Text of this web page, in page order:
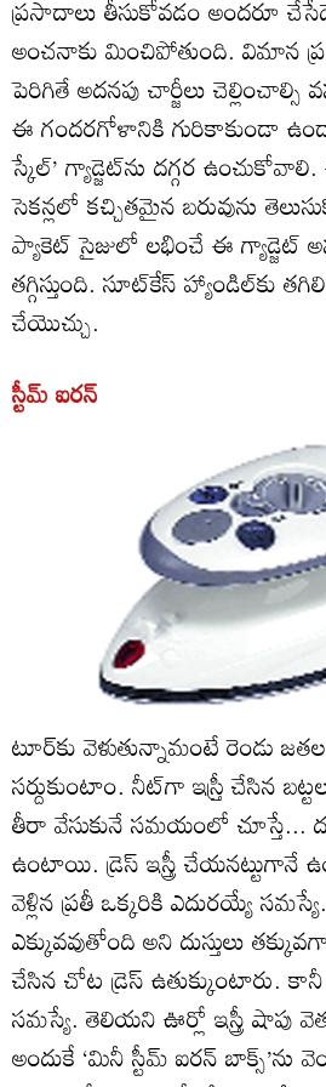
ప్రసాదాలు తీసుకోవడం అందరూ
అంచనాకు మించిపోతుంది. విమాన
పెరిగితే అదనపు చార్జీలు చెల్లించాల్సి
ఈ గందరగోళానికి గురికాకుండా
స్కేల్‌’ గ్యాడ్జెట్‌ను దగ్గర
సెకన్లలో కచ్చితమైన బరువును
ప్యాకెట్‌ సైజులో లభించే ఈ గ్యాడ్జెట్‌
తగ్గిస్తుంది. సూట్‌కేస్‌ హ్యాండిల్‌కు
చేయొచ్చు.
స్టీమ్‌ ఐరన్‌
టూర్‌కు వెళుతున్నామంటే రెండు జతల
సర్దుకుంటాం. నీట్‌గా ఇస్ర్తీ చేసిన
తీరా వేసుకునే సమయంలో చూస్తే...
ఉంటాయి. డ్రెస్‌ ఇస్త్రీ చేయనట్టుగానే
వెళ్లిన ప్రతీ ఒక్కరికి ఎదురయ్యే
ఎక్కువవుతోంది అని దుస్తులు
చేసిన చోట డ్రెస్‌ ఉతుక్కుంటారు. కానీ
సమస్యే. తెలియని ఊర్లో ఇస్త్రీ షాపు
అందుకే ‘మినీ స్టీమ్‌ ఐరన్‌ బాక్స్‌’ను